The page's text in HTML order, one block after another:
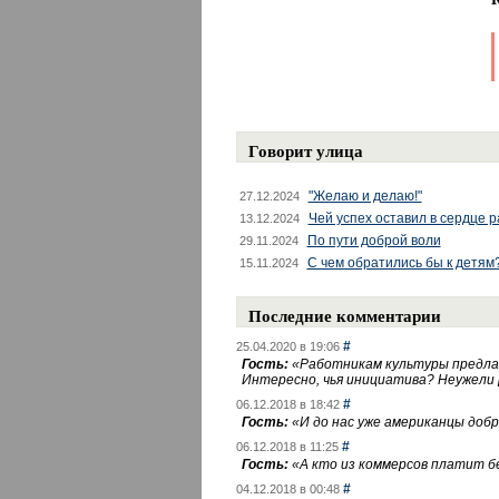
Говорит улица
27.12.2024 "Желаю и делаю!"
13.12.2024 Чей успех оставил в сердце
29.11.2024 По пути доброй воли
15.11.2024 С чем обратились бы к
Последние комментарии
25.04.2020 в 19:06 #
Гость: «Работникам культуры
Интересно, чья инициатива?
06.12.2018 в 18:42 #
Гость: «И до нас уже американцы
06.12.2018 в 11:25 #
Гость: «А кто из коммерсов платит
04.12.2018 в 00:48 #